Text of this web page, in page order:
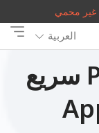
غير محمي
العربية
PandaVPN - VPN سريع